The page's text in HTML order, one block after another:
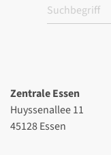
Zentrale Essen
Huyssenallee 11
45128 Essen